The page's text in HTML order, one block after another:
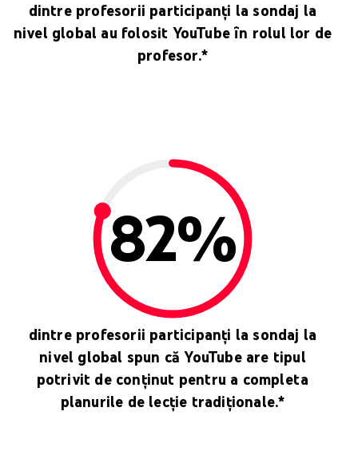
dintre profesorii participanți la sondaj la
nivel global au folosit YouTube în rolul lor de
profesor.*
82%
dintre profesorii participanți la sondaj la
nivel global spun că YouTube are tipul
potrivit de conținut pentru a completa
planurile de lecție tradiționale.*